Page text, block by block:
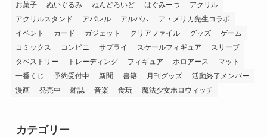
お菓子
ぬいぐるみ ねんどろいど はぐみーつ
アクリル
アクリルスタンド
アパレル アルバム
ア・メリカ先生コラボ
イベント
カード ガジェット クリアファイル グッズ
ゲーム
コミックス
コンビニ サプライ スケールフィギュア
スリーブ
タペストリー
トレーディング フィギュア ホロアース
マット
一番くじ
予約受付中 新聞 書籍 月刊グッズ
活動終了メンバー
漫画
発売中 雑誌 音楽 食玩 魔法少女ホロウィッチ
カテゴリー